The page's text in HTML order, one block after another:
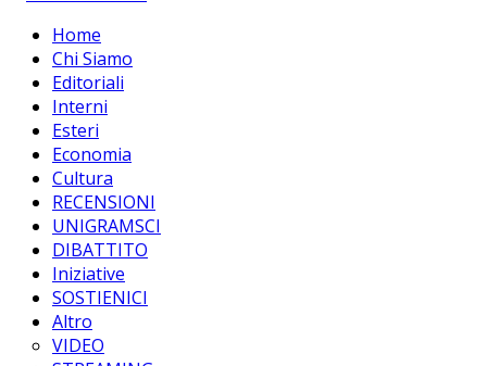
Home
Chi Siamo
Editoriali
Interni
Esteri
Economia
Cultura
RECENSIONI
UNIGRAMSCI
DIBATTITO
Iniziative
SOSTIENICI
Altro
VIDEO